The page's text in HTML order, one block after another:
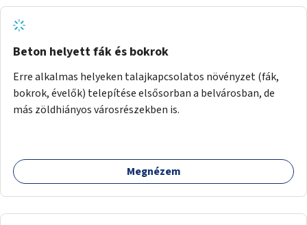
Beton helyett fák és bokrok
Erre alkalmas helyeken talajkapcsolatos növényzet (fák,
bokrok, évelők) telepítése elsősorban a belvárosban, de
más zöldhiányos városrészekben is.
Megnézem